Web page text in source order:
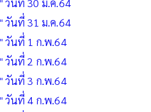
วันที่ 31 ม.ค.64
วันที่ 1 ก.พ.64
วันที่ 2 ก.พ.64
วันที่ 3 ก.พ.64
วันที่ 4 ก.พ.64